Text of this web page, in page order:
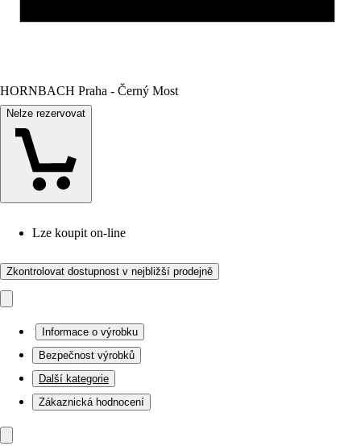
HORNBACH Praha - Černý Most
Nelze rezervovat
Lze koupit on-line
Zkontrolovat dostupnost v nejbližší prodejně
Informace o výrobku
Bezpečnost výrobků
Další kategorie
Zákaznická hodnocení